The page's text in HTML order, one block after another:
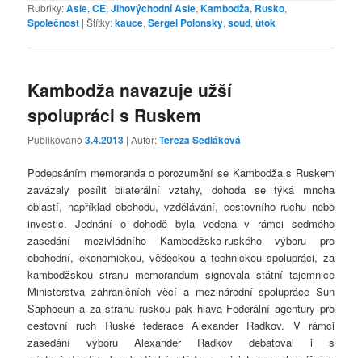
Rubriky:Asie,CE,Jihovýchodní Asie,Kambodža, Rusko,
Společnost |Štítky:kauce,Sergei Polonsky,soud,útok
Kambodža navazuje užší
spolupráci s Ruskem
Publikováno3.4.2013 | Autor:Tereza Sedláková
Podepsáním memoranda o porozumění se Kambodža s Ruskem
zavázaly posílit bilaterální vztahy, dohoda se týká mnoha
oblastí, například obchodu, vzdělávání, cestovního ruchu nebo
investic. Jednání o dohodě byla vedena v rámci sedmého
zasedání mezivládního Kambodžsko-ruského výboru pro
obchodní, ekonomickou, vědeckou a technickou spolupráci, za
kambodžskou stranu memorandum signovala státní tajemnice
Ministerstva zahraničních věcí a mezinárodní spolupráce Sun
Saphoeun a za stranu ruskou pak hlava Federální agentury pro
cestovní ruch Ruské federace Alexander Radkov. V rámci
zasedání výboru Alexander Radkov debatoval i s